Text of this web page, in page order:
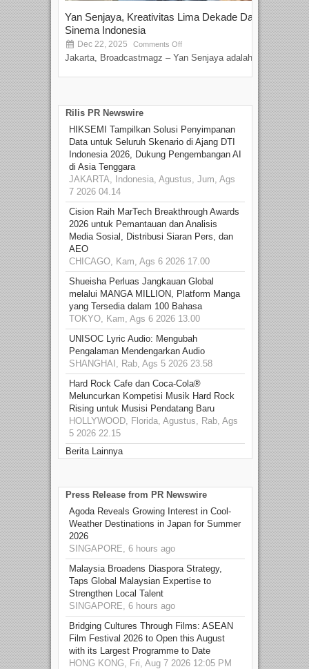
Yan Senjaya, Kreativitas Lima Dekade Dalam
Sinema Indonesia
Dec 22, 2025 Comments Off
Jakarta, Broadcastmagz – Yan Senjaya adalah...
Rilis PR Newswire
HIKSEMI Tampilkan Solusi Penyimpanan
Data untuk Seluruh Skenario di Ajang DTI
Indonesia 2026, Dukung Pengembangan AI
di Asia Tenggara
JAKARTA, Indonesia, Agustus, Jum, Ags
7 2026 04.14
Cision Raih MarTech Breakthrough Awards
2026 untuk Pemantauan dan Analisis
Media Sosial, Distribusi Siaran Pers, dan
AEO
CHICAGO, Kam, Ags 6 2026 17.00
Shueisha Perluas Jangkauan Global
melalui MANGA MILLION, Platform Manga
yang Tersedia dalam 100 Bahasa
TOKYO, Kam, Ags 6 2026 13.00
UNISOC Lyric Audio: Mengubah
Pengalaman Mendengarkan Audio
SHANGHAI, Rab, Ags 5 2026 23.58
Hard Rock Cafe dan Coca-Cola®
Meluncurkan Kompetisi Musik Hard Rock
Rising untuk Musisi Pendatang Baru
HOLLYWOOD, Florida, Agustus, Rab, Ags
5 2026 22.15
Berita Lainnya
Press Release from PR Newswire
Agoda Reveals Growing Interest in Cool-
Weather Destinations in Japan for Summer
2026
SINGAPORE, 6 hours ago
Malaysia Broadens Diaspora Strategy,
Taps Global Malaysian Expertise to
Strengthen Local Talent
SINGAPORE, 6 hours ago
Bridging Cultures Through Films: ASEAN
Film Festival 2026 to Open this August
with its Largest Programme to Date
HONG KONG, Fri, Aug 7 2026 12:05 PM